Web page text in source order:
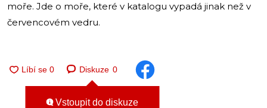
moře. Jde o moře, které v katalogu vypadá jinak než v
červencovém vedru.
Diskuze 0
Vstoupit do diskuze